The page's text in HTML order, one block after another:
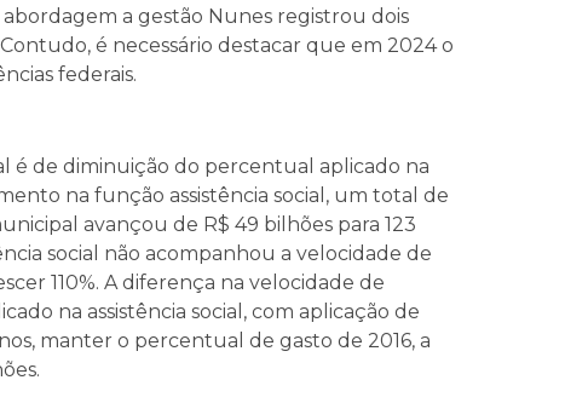
a gestão Nunes registrou dois
é necessário destacar que em 2024 o
federais.
é de diminuição do percentual aplicado na
na função assistência social, um total de
avançou de R$ 49 bilhões para 123
social não acompanhou a velocidade de
110%. A diferença na velocidade de
na assistência social, com aplicação de
manter o percentual de gasto de 2016, a